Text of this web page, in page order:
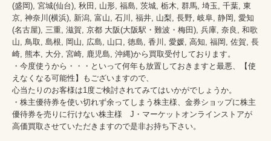
(盛岡), 宮城(仙台), 秋田, 山形, 福島, 茨城, 栃木, 群馬, 埼玉, 千葉, 東
京, 神奈川(横浜), 新潟, 富山, 石川, 福井, 山梨, 長野, 岐阜, 静岡, 愛知
(名古屋), 三重, 滋賀, 京都 大阪(大阪駅・難波・梅田), 兵庫, 奈良, 和歌
山, 鳥取, 島根, 岡山, 広島, 山口, 徳島, 香川, 愛媛, 高知, 福岡, 佐賀, 長
崎, 熊本, 大分, 宮崎, 鹿児島, 沖縄)から買取受付しております。
・今度使うから・・・といって何年も放置しておきますと最悪、【使
えなくなる可能性】もございますので、
心当たりのお客様は1度ご検討されてみてはいかがでしょうか。
・株主優待券を使い切れず余ってしまう株主様、金券ショップに株主
優待券を売りに行けない株主様　J・マーケットオンラインストアが
高価買取させていただきますので是非お持ち下さい。